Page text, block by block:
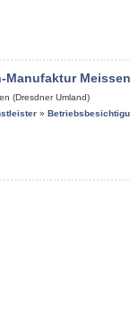
Manufaktur Meissen
(Dresdner Umland)
»